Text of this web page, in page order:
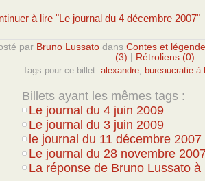
à lire "Le journal du 4 décembre 2007"
par Bruno Lussatodans Contes et
(3)
Rétroliens (0)
Tags pour ce billet: alexandre bureaucratie à
Billets ayant les mêmes tags :
Le journal du 4 juin 2009
Le journal du 3 juin 2009
le journal du 11 décembre 2007
Le journal du 28 novembre
La réponse de Bruno Lussato